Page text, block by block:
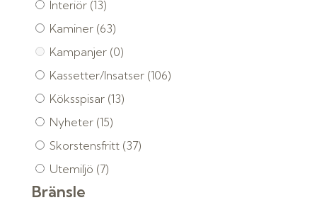
Interiör (13)
Kaminer (63)
Kampanjer (0)
Kassetter/Insatser (106)
Köksspisar (13)
Nyheter (15)
Skorstensfritt (37)
Utemiljö (7)
Bränsle